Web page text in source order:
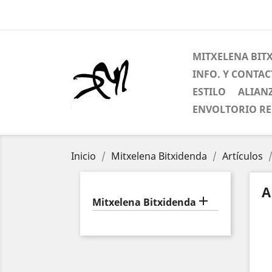
MITXELENA
INFO. Y
ESTILO
ENVOLTORIO
Inicio Mitxelena Bitxidenda Artículos
Mitxelena Bitxidenda 